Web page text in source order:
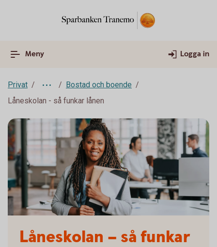
Meny Logga in
Privat
Bostad och boende
Låneskolan - så funkar lånen
Låneskolan – så funkar